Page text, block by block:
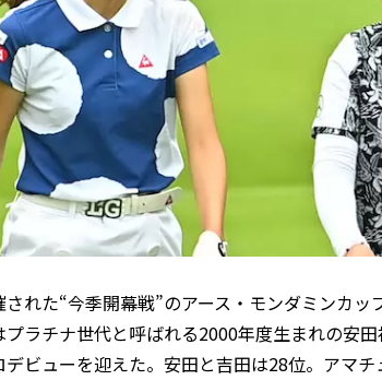
れた“今季開幕戦”のアース・モンダミンカ
ラチナ世代と呼ばれる2000年度生まれの安
ビューを迎えた。安田と吉田は28位。アマ